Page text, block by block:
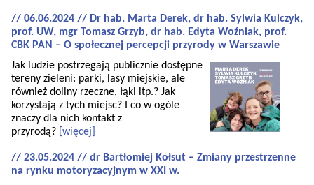
// 06.06.2024 // Dr hab. Marta Derek, dr hab. Sylwia Kulczyk,
prof. UW, mgr Tomasz Grzyb, dr hab. Edyta Woźniak, prof.
CBK PAN – O społecznej percepcji przyrody w Warszawie
Jak ludzie postrzegają publicznie dostępne
tereny zieleni: parki, lasy miejskie, ale
również doliny rzeczne, łąki itp.? Jak
korzystają z tych miejsc? I co w ogóle
znaczy dla nich kontakt z
przyrodą? [więcej]
// 23.05.2024 // dr Bartłomiej Kołsut – Zmiany przestrzenne
na rynku motoryzacyjnym w XXI w.